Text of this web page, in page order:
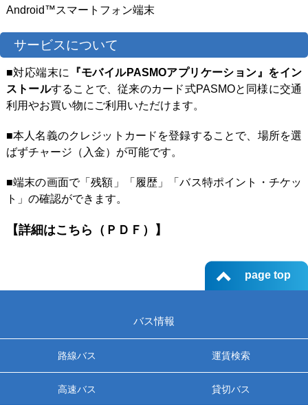
保険
日東交通について
お問い合わせ
Android™スマートフォン端末
サービスについて
■対応端末に
『モバイルPASMOアプリケーション』をイン
ストールすることで、従来のカード式PASMOと同様に交通
利用やお買い物にご利用いただけます。
■本人名義のクレジットカードを登録することで、場所を選
ばずチャージ（入金）が可能です。
■端末の画面で「残額」「履歴」「バス特ポイント・チケッ
ト」の確認ができます。
【詳細はこちら（ＰＤＦ）】
page top
バス情報
路線バス 運賃検索
高速バス 貸切バス